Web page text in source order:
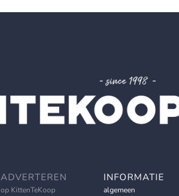
ADVERTEREN
op KittenTeKoop
INFORMATIE
algemeen